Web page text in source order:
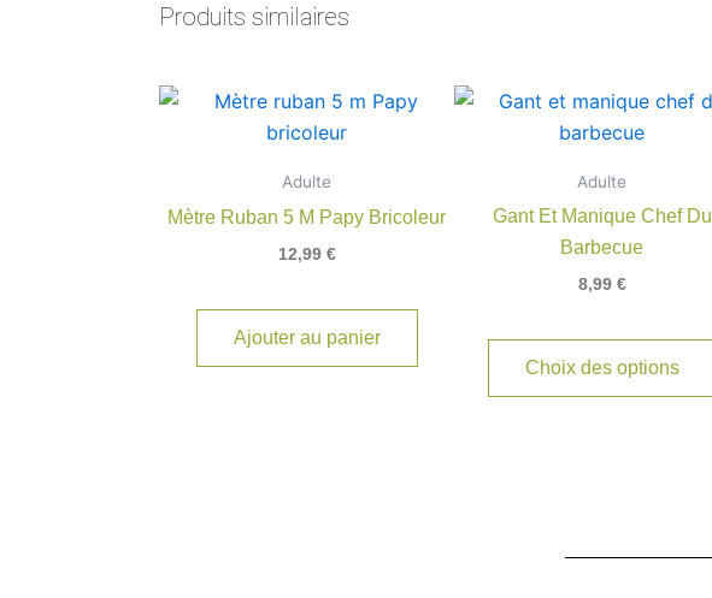
Produits similaires
Adulte
Mètre Ruban 5 M Papy Bricoleur
12,99 €
Ajouter au panier
Adulte
Gant Et Manique Chef Du
Barbecue
8,99 €
Choix des options